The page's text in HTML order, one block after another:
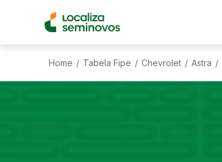
Home / Tabela Fipe / Chevrolet / Astra /